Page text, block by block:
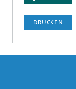
DRUCKEN